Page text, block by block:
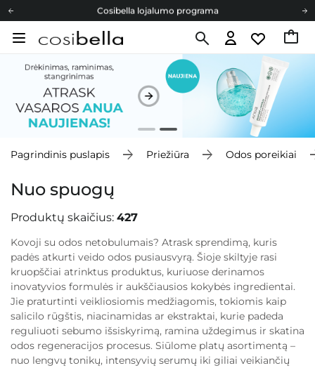
Cosibella lojalumo programa
Nemokamas pristatymas nuo 40,00 €
Cosibella lojalumo programa
Nemokamas pristatymas nuo 40,00 €
Dovanų Kortelės
Pagrindinis puslapis Priežiūra Odos poreikiai
Nuo spuogų
Produktų skaičius: 427
Kovoji su odos netobulumais? Atrask sprendimą, kuris
padės atkurti veido odos pusiausvyrą. Šioje skiltyje rasi
kruopščiai atrinktus produktus, kuriuose derinamos
inovatyvios formulės ir aukščiausios kokybės ingredientai.
Jie praturtinti veikliosiomis medžiagomis, tokiomis kaip
salicilo rūgštis, niacinamidas ar ekstraktai, kurie padeda
reguliuoti sebumo išsiskyrimą, ramina uždegimus ir skatina
odos regeneracijos procesus. Siūlome platų asortimentą –
nuo lengvų tonikų, intensyvių serumų iki giliai veikiančių